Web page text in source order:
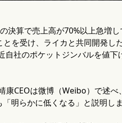
算で売上高が70%以上急増
を受け、ライカと共同開発し
社のポケットジンバルを値下
康CEOは微博（Weibo）で述
明らかに低くなる」と説明しま